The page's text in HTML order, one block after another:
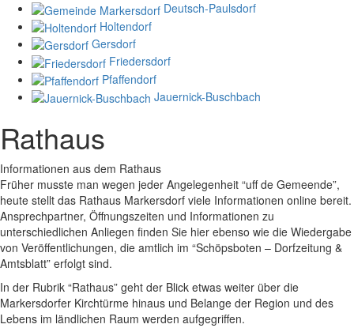
Deutsch-Paulsdorf
Holtendorf
Gersdorf
Friedersdorf
Pfaffendorf
Jauernick-Buschbach
Rathaus
Informationen aus dem Rathaus
Früher musste man wegen jeder Angelegenheit “uff de Gemeende”,
heute stellt das Rathaus Markersdorf viele Informationen online bereit.
Ansprechpartner, Öffnungszeiten und Informationen zu
unterschiedlichen Anliegen finden Sie hier ebenso wie die Wiedergabe
von Veröffentlichungen, die amtlich im “Schöpsboten – Dorfzeitung &
Amtsblatt” erfolgt sind.
In der Rubrik “Rathaus” geht der Blick etwas weiter über die
Markersdorfer Kirchtürme hinaus und Belange der Region und des
Lebens im ländlichen Raum werden aufgegriffen.